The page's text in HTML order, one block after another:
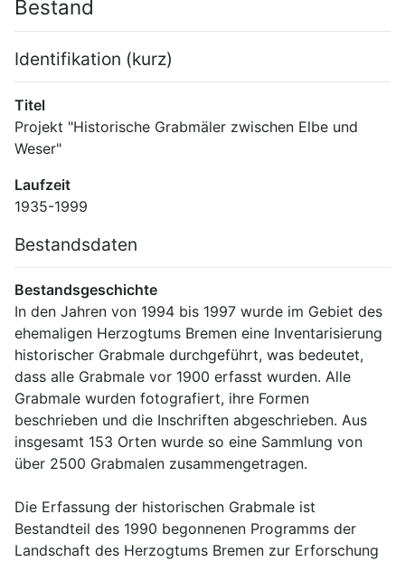
Bestand
Identifikation (kurz)
Titel
Projekt "Historische Grabmäler zwischen Elbe und
Weser"
Laufzeit
1935-1999
Bestandsdaten
Bestandsgeschichte
In den Jahren von 1994 bis 1997 wurde im Gebiet des
ehemaligen Herzogtums Bremen eine Inventarisierung
historischer Grabmale durchgeführt, was bedeutet,
dass alle Grabmale vor 1900 erfasst wurden. Alle
Grabmale wurden fotografiert, ihre Formen
beschrieben und die Inschriften abgeschrieben. Aus
insgesamt 153 Orten wurde so eine Sammlung von
über 2500 Grabmalen zusammengetragen.
Die Erfassung der historischen Grabmale ist
Bestandteil des 1990 begonnenen Programms der
Landschaft des Herzogtums Bremen zur Erforschung